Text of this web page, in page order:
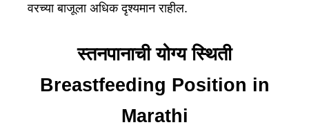
वरच्या बाजूला अधिक दृश्यमान राहील.
स्तनपानाची योग्य स्थिती
Breastfeeding Position in
Marathi